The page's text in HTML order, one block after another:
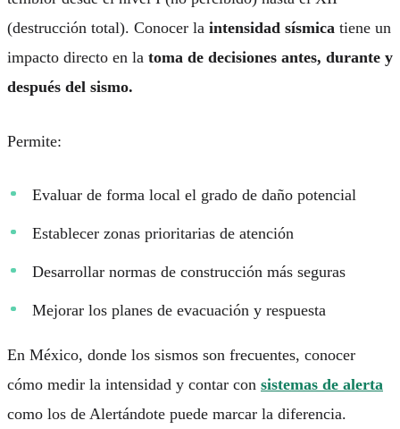
(destrucción total). Conocer la intensidad sísmica tiene un
impacto directo en la toma de decisiones antes, durante y
después del sismo.
Permite:
Evaluar de forma local el grado de daño potencial
Establecer zonas prioritarias de atención
Desarrollar normas de construcción más seguras
Mejorar los planes de evacuación y respuesta
En México, donde los sismos son frecuentes, conocer
cómo medir la intensidad y contar con sistemas de alerta
como los de Alertándote puede marcar la diferencia.